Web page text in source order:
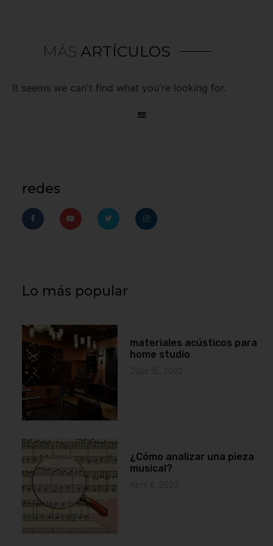
MÁS ARTÍCULOS
It seems we can't find what you're looking for.
redes
Lo más popular
materiales acústicos para
home studio
Julio 15, 2022
¿Cómo analizar una pieza
musical?
Abril 6, 2022